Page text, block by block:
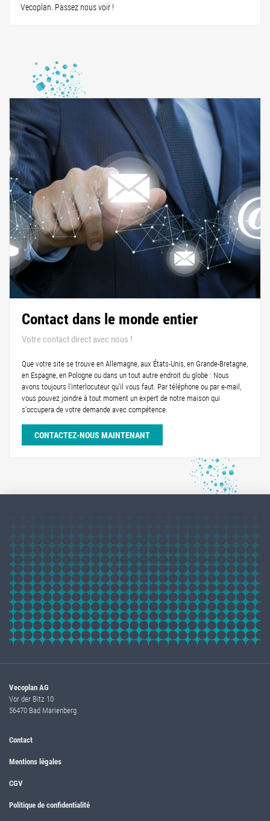
Vecoplan. Passez nous voir !
Contact dans le monde entier
Votre contact direct avec nous !
Que votre site se trouve en Allemagne, aux États-Unis, en Grande-Bretagne,
en Espagne, en Pologne ou dans un tout autre endroit du globe : Nous
avons toujours l'interlocuteur qu'il vous faut. Par téléphone ou par e-mail,
vous pouvez joindre à tout moment un expert de notre maison qui
s'occupera de votre demande avec compétence.
CONTACTEZ-NOUS MAINTENANT
Vecoplan AG
Vor der Bitz 10
56470 Bad Marienberg
Contact
Mentions légales
CGV
Politique de confidentialité